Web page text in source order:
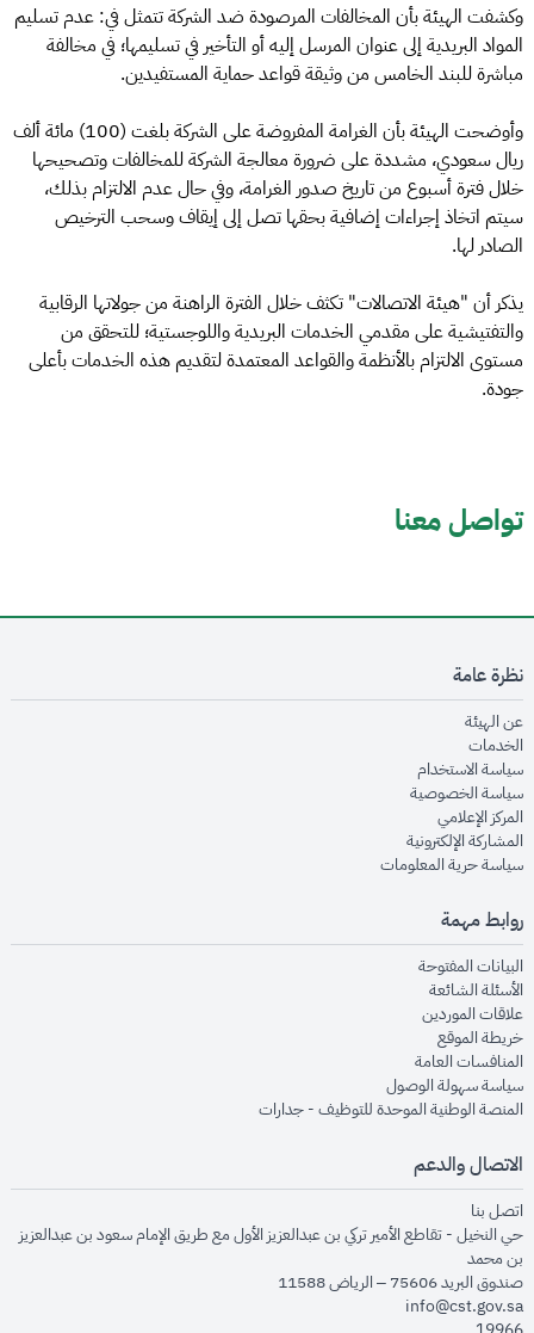
وكشفت الهيئة بأن المخالفات المرصودة ضد الشركة تتمثل في: عدم تسليم
المواد البريدية إلى عنوان المرسل إليه أو التأخير في تسليمها؛ في مخالفة
مباشرة للبند الخامس من وثيقة قواعد حماية المستفيدين.
وأوضحت الهيئة بأن الغرامة المفروضة على الشركة بلغت (100) مائة ألف
ريال سعودي، مشددة على ضرورة معالجة الشركة للمخالفات وتصحيحها
خلال فترة أسبوع من تاريخ صدور الغرامة، وفي حال عدم الالتزام بذلك،
سيتم اتخاذ إجراءات إضافية بحقها تصل إلى إيقاف وسحب الترخيص
الصادر لها.
يذكر أن "هيئة الاتصالات" تكثف خلال الفترة الراهنة من جولاتها الرقابية
والتفتيشية على مقدمي الخدمات البريدية واللوجستية؛ للتحقق من
مستوى الالتزام بالأنظمة والقواعد المعتمدة لتقديم هذه الخدمات بأعلى
جودة.
تواصل معنا
نظرة عامة
عن الهيئةopens in new window
الخدماتopens in new window
سياسة الاستخدام
سياسة الخصوصيةopens in new window
المركز الإعلاميopens in new window
المشاركة الإلكترونيةopens in new window
سياسة حرية المعلوماتopens in new window
روابط مهمة
البيانات المفتوحةopens in new window
الأسئلة الشائعةopens in new window
علاقات الموردينopens in new window
خريطة الموقعopens in new window
المنافسات العامةopens in new window
سياسة سهولة الوصولopens in new window
المنصة الوطنية الموحدة للتوظيف - جداراتopens in new window
الاتصال والدعم
اتصل بنا
حي النخيل - تقاطع الأمير تركي بن عبدالعزيز الأول مع طريق الإمام سعود بن عبدالعزيز
بن محمد
صندوق البريد 75606 – الرياض 11588
info@cst.gov.sa